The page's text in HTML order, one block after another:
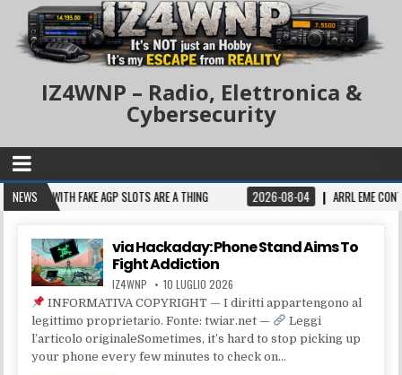
IZ4WNP – Radio, Elettronica &
Cybersecurity
NEWSFAKE AGP SLOTS ARE A THING 2026-08-04 ARRL EME CONTEST
via Hackaday: Phone Stand Aims To
Fight Addiction
IZ4WNP 10 LUGLIO 2026
INFORMATIVA COPYRIGHT — I diritti appartengono al
legittimo proprietario. Fonte: twiar.net —
Leggi
l’articolo originaleSometimes, it’s hard to stop picking up
your phone every few minutes to check on…